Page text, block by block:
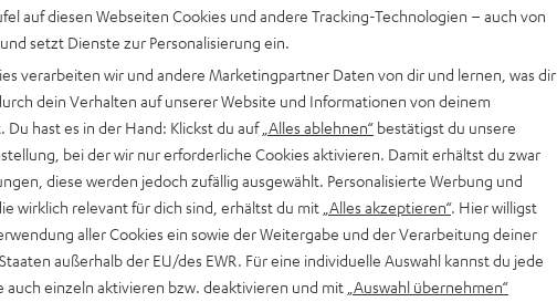
Netzwerk-Receiver DRA-
für einen authentischen
für extremen
Raum
Playback, Phono-
und 1 HDMI Ausgang
auf diesen Webseiten Cookies und andere Tracking-Technologien – auch von
setzt Dienste zur Personalisierung ein.
verarbeiten wir und andere Marketingpartner Daten von dir und lernen, was dir
dein Verhalten auf unserer Website und Informationen von deinem
Du hast es in der Hand: Klickst du auf „Alles ablehnen“ bestätigst du unsere
bei der wir nur erforderliche Cookies aktivieren. Damit erhältst du zwar
diese werden jedoch zufällig ausgewählt. Personalisierte Werbung und
wirklich relevant für dich sind, erhältst du mit „Alles akzeptieren“. Hier willigst
aller Cookies ein sowie der Weitergabe und der Verarbeitung deiner
außerhalb der EU/des EWR. Für eine individuelle Auswahl kannst du jede
auch einzeln aktivieren bzw. deaktivieren und mit „Auswahl übernehmen“